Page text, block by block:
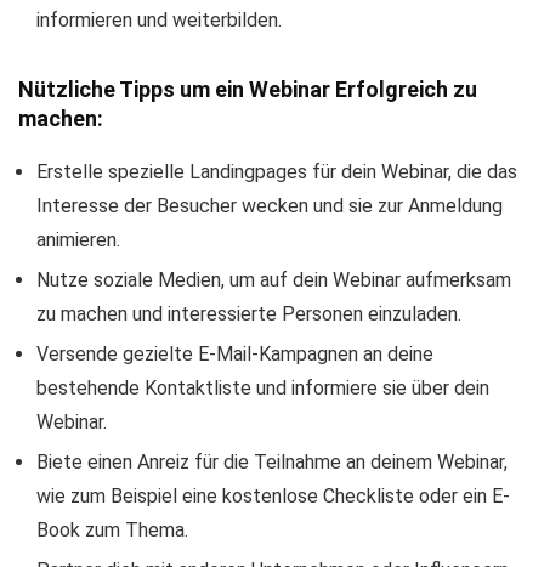
informieren und weiterbilden.
Nützliche Tipps um ein Webinar Erfolgreich zu
machen:
Erstelle spezielle Landingpages für dein Webinar, die das
Interesse der Besucher wecken und sie zur Anmeldung
animieren.
Nutze soziale Medien, um auf dein Webinar aufmerksam
zu machen und interessierte Personen einzuladen.
Versende gezielte E-Mail-Kampagnen an deine
bestehende Kontaktliste und informiere sie über dein
Webinar.
Biete einen Anreiz für die Teilnahme an deinem Webinar,
wie zum Beispiel eine kostenlose Checkliste oder ein E-
Book zum Thema.